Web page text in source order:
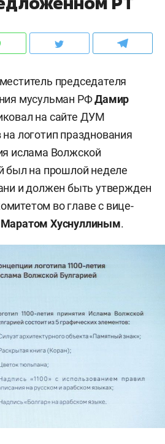
председателя
мусульман РФДамир
на сайте ДУМ
логотип празднования
ислама Волжской
был на прошлой неделе
и должен быть утвержден
во главе с вице-
Маратом Хуснуллиным.